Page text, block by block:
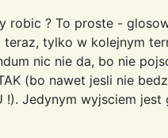
robic ? To proste -
teraz, tylko w kolejnym
nic nie da, bo nie
(bo nawet jesli nie
!). Jedynym wyjsciem jest